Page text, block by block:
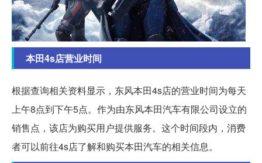
本田4s店营业时间
根据查询相关资料显示，东风本田4s店的营业时间为每天
上午8点到下午5点。作为由东风本田汽车有限公司设立的
销售点，该店为购买用户提供服务。这个时间段内，消费
者可以前往4s店了解和购买本田汽车的相关信息。